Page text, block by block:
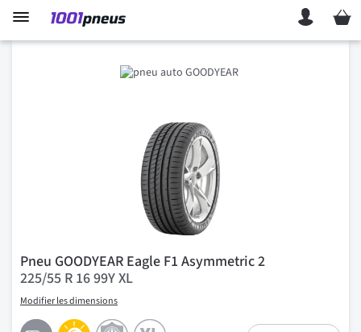
Mon
Pneu GOODYEAR Eagle F1 Asymmetric 2
225/55 R 16 99Y XL
Modifier les dimensions